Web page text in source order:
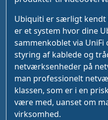
Ubiquiti er særligt kendt
er et system hvor dine
sammenkoblet via
styring af kablede og
netværksenheder på
man professionelt
klassen, som er i en
være med, uanset om
virksomhed.